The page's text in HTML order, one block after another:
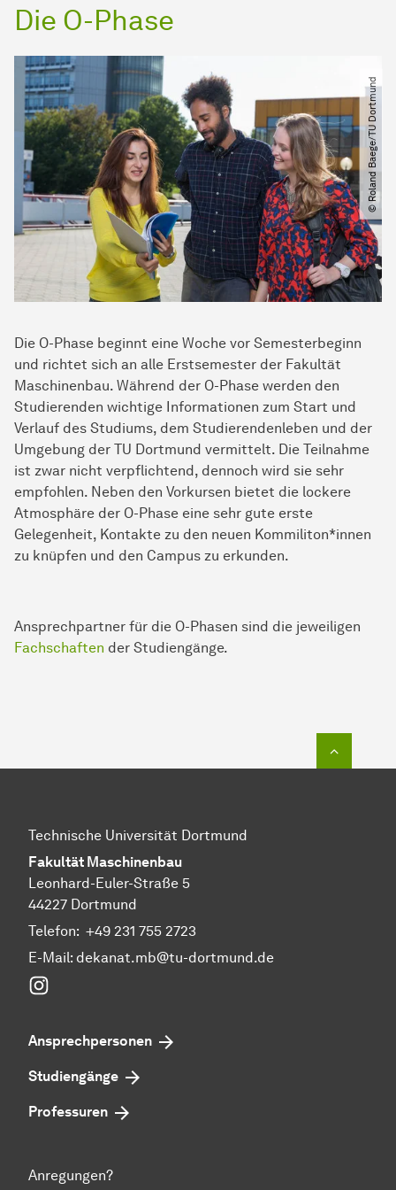
Die O-Phase
Die O-Phase beginnt eine Woche vor Semesterbeginn
und richtet sich an alle Erstsemester der Fakultät
Maschinenbau. Während der O-Phase werden den
Studierenden wichtige Informationen zum Start und
Verlauf des Studiums, dem Studierendenleben und der
Umgebung der TU Dortmund vermittelt. Die Teilnahme
ist zwar nicht verpflichtend, dennoch wird sie sehr
empfohlen. Neben den Vorkursen bietet die lockere
Atmosphäre der O-Phase eine sehr gute erste
Gelegenheit, Kontakte zu den neuen Kommiliton*innen
zu knüpfen und den Campus zu erkunden.
© Roland Baege​/​TU Dortmund
Ansprechpartner für die O-Phasen sind die jeweiligen
Fachschaften der Studiengänge.
Technische Universität Dortmund
Fakultät Maschinenbau
Leonhard-Euler-Straße 5
44227 Dortmund
Telefon: +49 231 755 2723
E-Mail: dekanat.mb@tu-dortmund.de
Ansprechpersonen
Studiengänge
Professuren
Anregungen?